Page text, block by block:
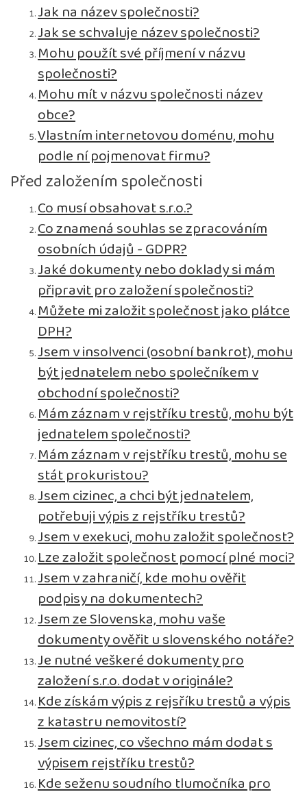
Jak na název společnosti?
Jak se schvaluje název společnosti?
Mohu použít své příjmení v názvu
společnosti?
Mohu mít v názvu společnosti název
obce?
Vlastním internetovou doménu, mohu
podle ní pojmenovat firmu?
Před založením společnosti
Co musí obsahovat s.r.o.?
Co znamená souhlas se zpracováním
osobních údajů - GDPR?
Jaké dokumenty nebo doklady si mám
připravit pro založení společnosti?
Můžete mi založit společnost jako plátce
DPH?
Jsem v insolvenci (osobní bankrot), mohu
být jednatelem nebo společníkem v
obchodní společnosti?
Mám záznam v rejstříku trestů, mohu být
jednatelem společnosti?
Mám záznam v rejstříku trestů, mohu se
stát prokuristou?
Jsem cizinec, a chci být jednatelem,
potřebuji výpis z rejstříku trestů?
Jsem v exekuci, mohu založit společnost?
Lze založit společnost pomocí plné moci?
Jsem v zahraničí, kde mohu ověřit
podpisy na dokumentech?
Jsem ze Slovenska, mohu vaše
dokumenty ověřit u slovenského notáře?
Je nutné veškeré dokumenty pro
založení s.r.o. dodat v originále?
Kde získám výpis z rejsříku trestů a výpis
z katastru nemovitostí?
Jsem cizinec, co všechno mám dodat s
výpisem rejstříku trestů?
Kde seženu soudního tlumočníka pro